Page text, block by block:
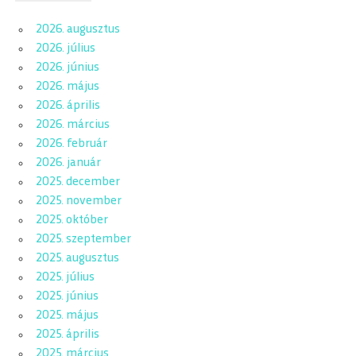
2026. augusztus
2026. július
2026. június
2026. május
2026. április
2026. március
2026. február
2026. január
2025. december
2025. november
2025. október
2025. szeptember
2025. augusztus
2025. július
2025. június
2025. május
2025. április